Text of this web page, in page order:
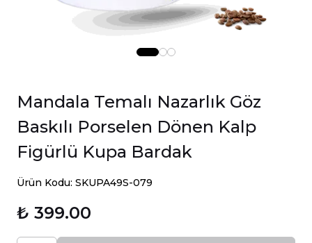
Mandala Temalı Nazarlık Göz
Baskılı Porselen Dönen Kalp
Figürlü Kupa Bardak
Ürün Kodu: SKUPA49S-079
₺ 399.00